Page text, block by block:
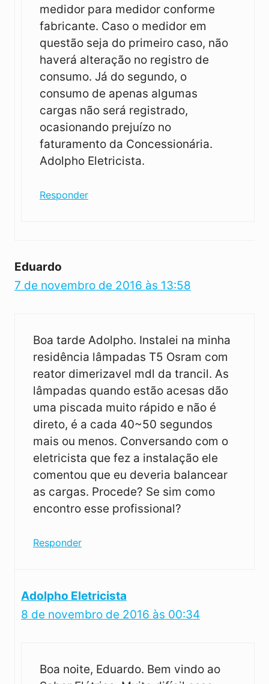
medidor para medidor conforme
fabricante. Caso o medidor em
questão seja do primeiro caso, não
haverá alteração no registro de
consumo. Já do segundo, o
consumo de apenas algumas
cargas não será registrado,
ocasionando prejuízo no
faturamento da Concessionária.
Adolpho Eletricista.
Responder
Eduardo
7 de novembro de 2016 às 13:58
Boa tarde Adolpho. Instalei na minha
residência lâmpadas T5 Osram com
reator dimerizavel mdl da trancil. As
lâmpadas quando estão acesas dão
uma piscada muito rápido e não é
direto, é a cada 40~50 segundos
mais ou menos. Conversando com o
eletricista que fez a instalação ele
comentou que eu deveria balancear
as cargas. Procede? Se sim como
encontro esse profissional?
Responder
Adolpho Eletricista
8 de novembro de 2016 às 00:34
Boa noite, Eduardo. Bem vindo ao